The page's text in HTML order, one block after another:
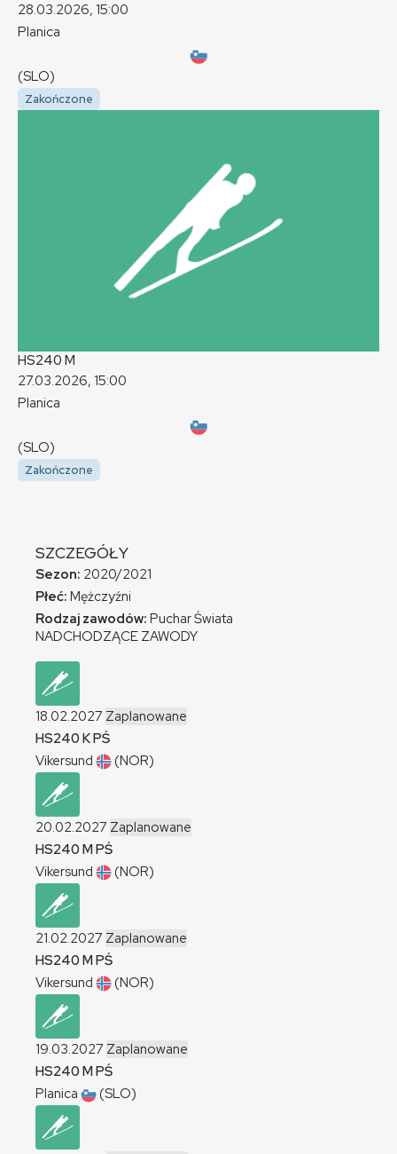
28.03.2026, 15:00
Planica
(SLO)
Zakończone
HS240 M
27.03.2026, 15:00
Planica
(SLO)
Zakończone
SZCZEGÓŁY
Sezon: 2020/2021
Płeć: Mężczyźni
Rodzaj zawodów: Puchar Świata
NADCHODZĄCE ZAWODY
18.02.2027 Zaplanowane
HS240KPŚ
Vikersund
(NOR)
20.02.2027 Zaplanowane
HS240MPŚ
Vikersund
(NOR)
21.02.2027 Zaplanowane
HS240MPŚ
Vikersund
(NOR)
19.03.2027 Zaplanowane
HS240MPŚ
Planica
(SLO)